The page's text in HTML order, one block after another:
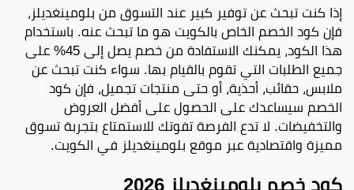
إذا كنت تبحث عن توفير كبير عند التسوق من بلومينغديلز،
فإن كود الخصم الخاص بالكويت هو ما تبحث عنه. باستخدام
هذا الكود، يمكنك الاستفادة من خصم يصل إلى 45% على
جميع الطلبات التي تقوم بالقيام بها. سواء كنت تبحث عن
ملابس، حقائب، أحذية، أو حتى منتجات تجميل، فإن كود
الخصم سيساعدك على الحصول على أفضل العروض
والتخفيضات. لا تدع الفرصة تفوتك للاستمتاع بتجربة تسوق
مميزة واقتصادية عبر موقع بلومينغديلز في الكويت.